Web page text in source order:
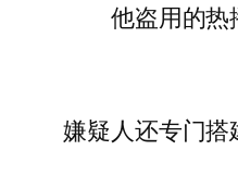
他盗用的热播
嫌疑人还专门